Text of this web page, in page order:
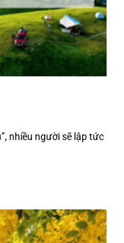
nhiều người sẽ lập tức